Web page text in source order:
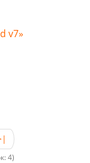
v7»
4)